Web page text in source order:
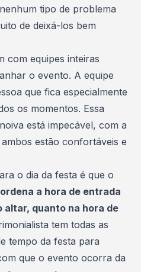
tipo de problema
de deixá-los bem
com equipes inteiras
o evento. A equipe
que fica especialmente
os momentos. Essa
está impecável, com a
estão confortáveis e
o dia da festa é que o
a hora de entrada
altar, quanto na hora de
tem todas as
tempo da festa para
que o evento ocorra da